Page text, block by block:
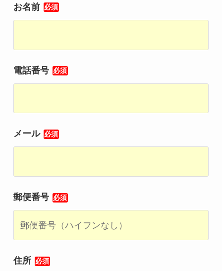
お名前 必須
電話番号 必須
メール 必須
郵便番号 必須
住所 必須